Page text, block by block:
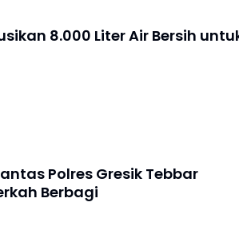
8.000 Liter Air Bersih
Polres Gresik Tebbar
Berbagi